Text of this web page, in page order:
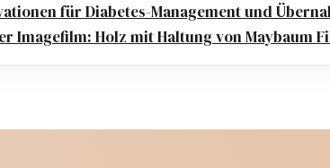
für Diabetes-Management und
Imagefilm: Holz mit Haltung von Maybaum